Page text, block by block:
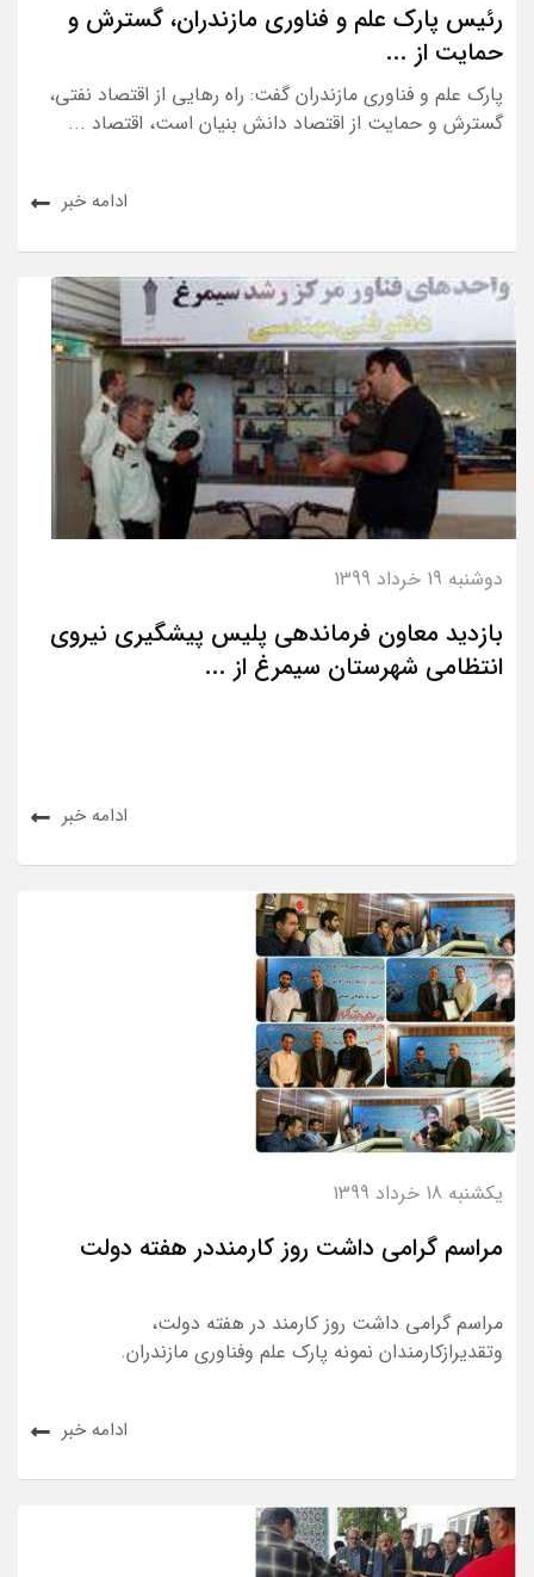
رئیس پارک علم و فناوری مازندران، گسترش و
حمایت از ...
پارک علم و فناوری مازندران گفت: راه رهایی از اقتصاد نفتی،
گسترش و حمایت از اقتصاد دانش بنیان است، اقتصاد ...
ادامه خبر
دوشنبه 19 خرداد 1399
بازدید معاون فرماندهی پلیس پیشگیری نیروی
انتظامی شهرستان سیمرغ از ...
ادامه خبر
یکشنبه 18 خرداد 1399
مراسم گرامی داشت روز کارمنددر هفته دولت
مراسم گرامی داشت روز کارمند در هفته دولت،
وتقدیرازکارمندان نمونه پارک علم وفناوری مازندران.
ادامه خبر